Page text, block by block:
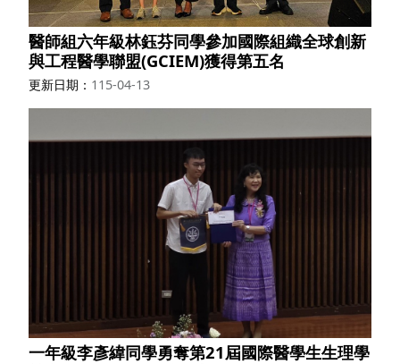
醫師組六年級林鈺芬同學參加國際組織全球創新
與工程醫學聯盟(GCIEM)獲得第五名
更新日期 115-04-13
一年級李彥緯同學勇奪第21屆國際醫學生生理學